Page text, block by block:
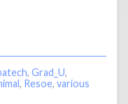
, Grad_U,
, Resoe, various